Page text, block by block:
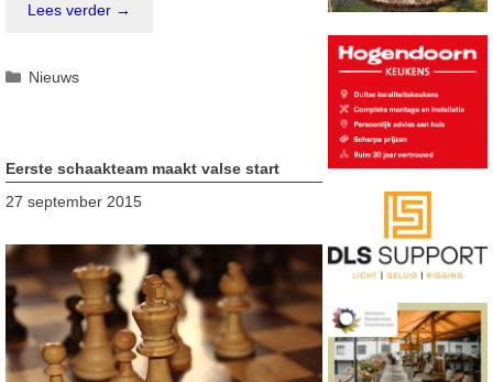
Lees verder →
Categorieën
Nieuws
Eerste schaakteam maakt valse start
27 september 2015